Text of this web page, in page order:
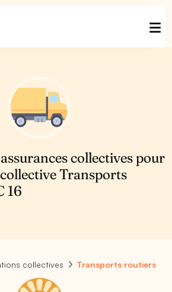
collectives pour
Transports
16
collectives Transports routiers